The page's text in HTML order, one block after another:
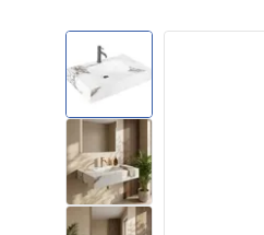
Zuhanyajtó
Zuhanytálcák
Zuhanylefolyók